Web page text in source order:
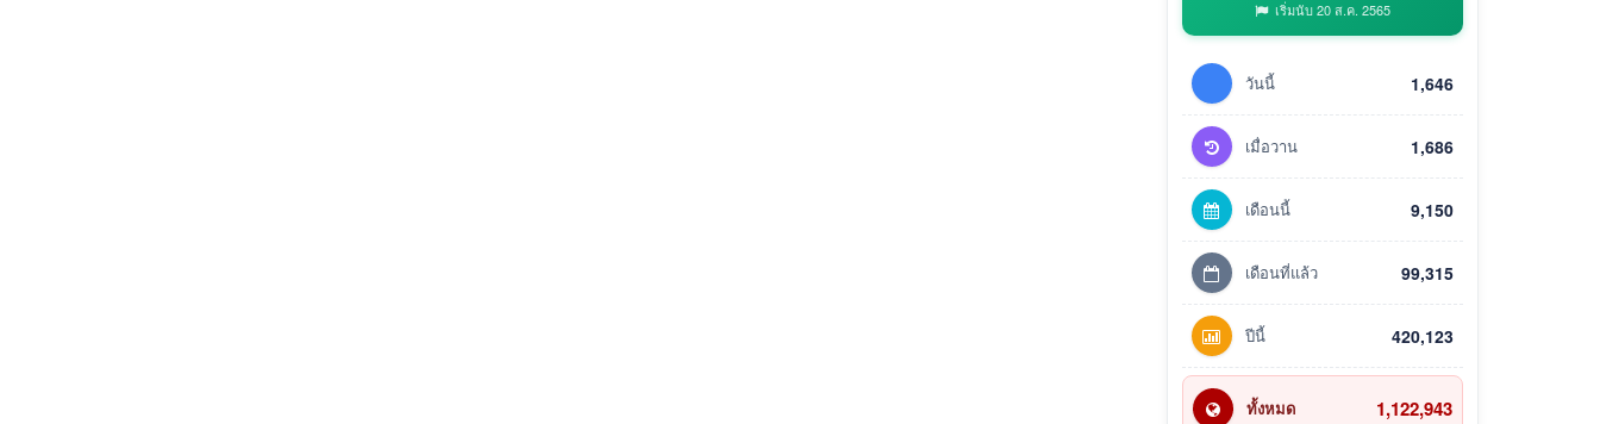
เริ่มนับ 20 ส.ค. 2565
วันนี้ 1,646
เมื่อวาน 1,686
เดือนนี้ 9,150
เดือนที่แล้ว 99,315
ปีนี้ 420,123
ทั้งหมด 1,122,943